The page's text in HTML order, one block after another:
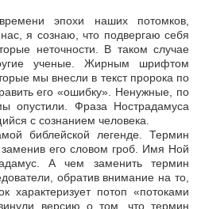
эпохи наших потомков,
я сознаю, что подвергаю себя
неточности. В таком случае
ученые. Жирным шрифтом
мы внесли в текст пророка по
его «ошибку». Ненужные, по
опустили. Фраза Нострадамуса
с сознанием человека.
библейской легенде. Термин
его словом гроб. Имя Ной
А чем заменить термин
обратив внимание на то,
характеризует потоп «потоками
версию о том, что термин